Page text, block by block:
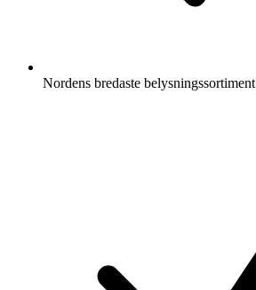
Nordens bredaste belysningssortiment